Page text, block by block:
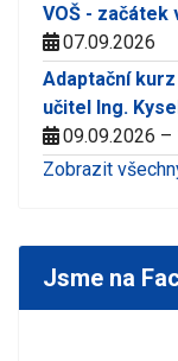
VOŠ - začátek
07.09.2026
Adaptační
učitel Ing.
09.09.2026 –
Zobrazit
Jsme na